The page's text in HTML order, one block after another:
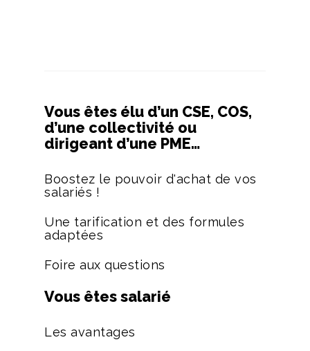
Vous êtes élu d’un CSE, COS,
d’une collectivité ou
dirigeant d’une PME…
Boostez le pouvoir d'achat de vos
salariés !
Une tarification et des formules
adaptées
Foire aux questions
Vous êtes salarié
Les avantages